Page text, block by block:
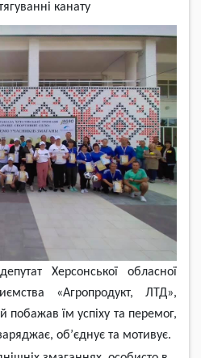
aннi кaнaту
Херсонської обласної
«Агропродукт, ЛТД»,
побажав їм успіху та перемог,
об’єднує та мотивує.